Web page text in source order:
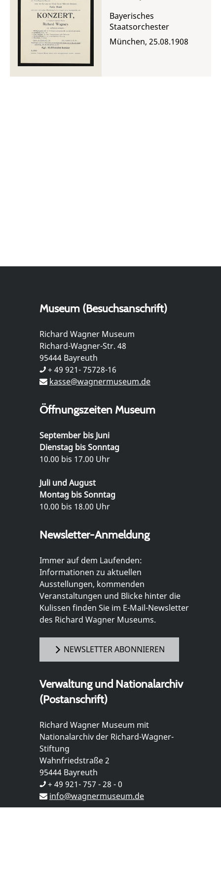
Hoforchesters
Bayerisches
Staatsorchester
München, 25.08.1908
Museum (Besuchsanschrift)
Richard Wagner Museum
Richard-Wagner-Str. 48
95444 Bayreuth
+ 49 921- 75728-16
kasse@wagnermuseum.de
Öffnungszeiten Museum
September bis Juni
Dienstag bis Sonntag
10.00 bis 17.00 Uhr
Juli und August
Montag bis Sonntag
10.00 bis 18.00 Uhr
Newsletter-Anmeldung
Immer auf dem Laufenden:
Informationen zu aktuellen
Ausstellungen, kommenden
Veranstaltungen und Blicke hinter die
Kulissen finden Sie im E-Mail-Newsletter
des Richard Wagner Museums.
NEWSLETTER ABONNIEREN
Verwaltung und Nationalarchiv
(Postanschrift)
Richard Wagner Museum mit
Nationalarchiv der Richard-Wagner-
Stiftung
Wahnfriedstraße 2
95444 Bayreuth
+ 49 921- 757 - 28 - 0
info@wagnermuseum.de